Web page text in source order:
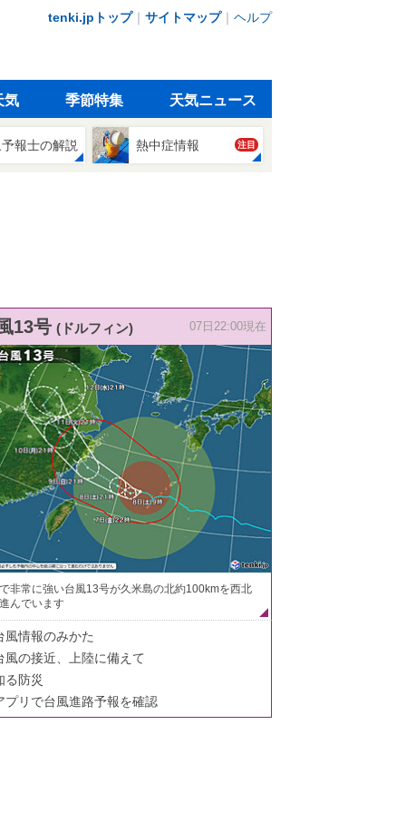
tenki.jpトップ｜ サイトマップ｜ ヘルプ
気 季節特集 天気ニュース
報士の解説 熱中症情報 注目
13号 (ドルフィン) 07日22:00現在
非常に強い台風13号が久米島の北約100kmを西北
んでいます
風情報のみかた
風の接近、上陸に備えて
る防災
プリで台風進路予報を確認